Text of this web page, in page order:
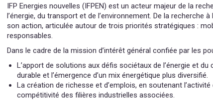
IFP Energies nouvelles (IFPEN) est un acteur majeur de la
l’énergie, du transport et de l’environnement. De la recherche
son action, articulée autour de trois priorités stratégiques :
responsables.
Dans le cadre de la mission d’intérêt général confiée par les
L’apport de solutions aux défis sociétaux de l’énergie et
durable et l’émergence d’un mix énergétique plus diversifié.
La création de richesse et d’emplois, en soutenant
compétitivité des filières industrielles associées.